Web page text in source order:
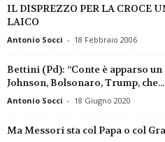
IL DISPREZZO PER LA CROCE
LAICO
Antonio Socci - 18 Febbraio 2006
Bettini (Pd): “Conte è apparso
Johnson, Bolsonaro, Trump, che...
Antonio Socci - 18 Giugno 2020
Ma Messori sta col Papa o col